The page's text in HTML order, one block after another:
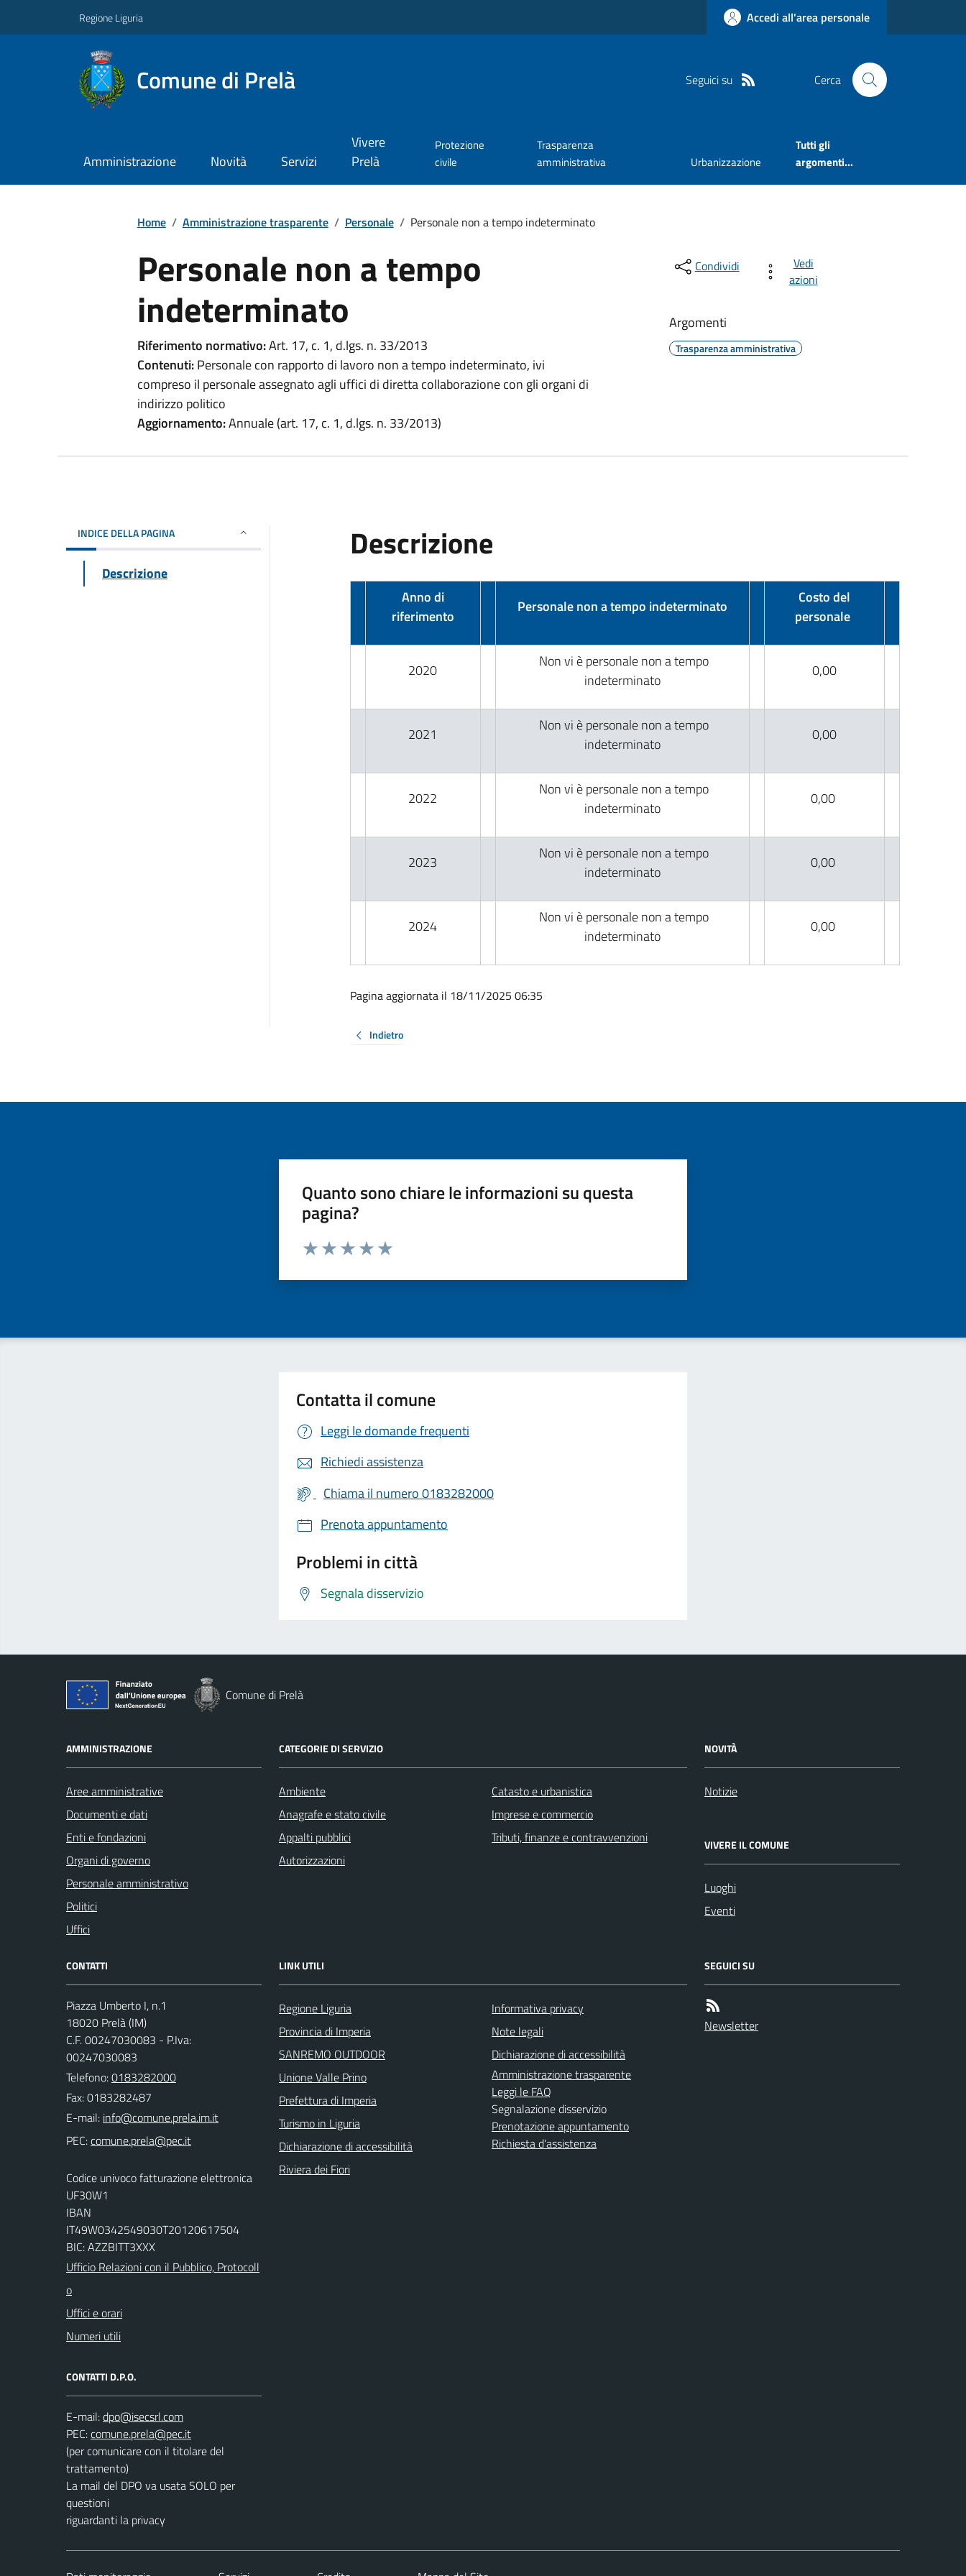
Regione Liguria Accedi all'area personale
Comune di Prelà Seguici su Cerca
Amministrazione Novità Servizi
Vivere
Prelà
Protezione
civile
Trasparenza
amministrativa
Urbanizzazione
Tutti gli
argomenti...
Home / Amministrazione trasparente / Personale / Personale non a tempo indeterminato
Personale non a tempo
indeterminato
Riferimento normativo:Art. 17, c. 1, d.lgs. n. 33/2013
Contenuti:Personale con rapporto di lavoro non a tempo indeterminato, ivi
compreso il personale assegnato agli uffici di diretta collaborazione con gli organi di
indirizzo politico
Aggiornamento:Annuale (art. 17, c. 1, d.lgs. n. 33/2013)
Condividi
Vedi
azioni
Argomenti
Trasparenza amministrativa
INDICE DELLA PAGINA
Descrizione
Descrizione
Anno di
riferimento
Personale non a tempo indeterminato
Costo del
personale
2020
Non vi è personale non a tempo
indeterminato
0,00
2021
Non vi è personale non a tempo
indeterminato
0,00
2022
Non vi è personale non a tempo
indeterminato
0,00
2023
Non vi è personale non a tempo
indeterminato
0,00
2024
Non vi è personale non a tempo
indeterminato
0,00
Pagina aggiornata il 18/11/2025 06:35
Indietro
Quanto sono chiare le informazioni su questa
pagina?
Valuta da 1 a 5 stelle la pagina
Contatta il comune
Leggi le domande frequenti
Richiedi assistenza
Chiama il numero 0183282000
Prenota appuntamento
Problemi in città
Segnala disservizio
Comune di Prelà
AMMINISTRAZIONE
Aree amministrative
Documenti e dati
Enti e fondazioni
Organi di governo
Personale amministrativo
Politici
Uffici
CATEGORIE DI SERVIZIO
Ambiente
Anagrafe e stato civile
Appalti pubblici
Autorizzazioni
Catasto e urbanistica
Imprese e commercio
Tributi, finanze e contravvenzioni
NOVITÀ
Notizie
VIVERE IL COMUNE
Luoghi
Eventi
CONTATTI
Piazza Umberto I, n.1
18020 Prelà (IM)
C.F. 00247030083 - P.Iva:
00247030083
Telefono:0183282000
Fax: 0183282487
E-mail:
PEC:
Codice univoco fatturazione elettronica
UF30W1
IBAN
IT49W0342549030T20120617504
BIC: AZZBITT3XXX
Ufficio Relazioni con il Pubblico, Protocoll
o
Uffici e orari
Numeri utili
CONTATTI D.P.O.
E-mail:
PEC:
(per comunicare con il titolare del
trattamento)
La mail del DPO va usata SOLO per
questioni
riguardanti la privacy
LINK UTILI
Regione Liguria
Provincia di Imperia
SANREMO OUTDOOR
Unione Valle Prino
Prefettura di Imperia
Turismo in Liguria
Dichiarazione di accessibilità
Riviera dei Fiori
Informativa privacy
Note legali
Dichiarazione di accessibilità
Amministrazione trasparente
Leggi le FAQ
Segnalazione disservizio
Prenotazione appuntamento
Richiesta d'assistenza
SEGUICI SU
Newsletter